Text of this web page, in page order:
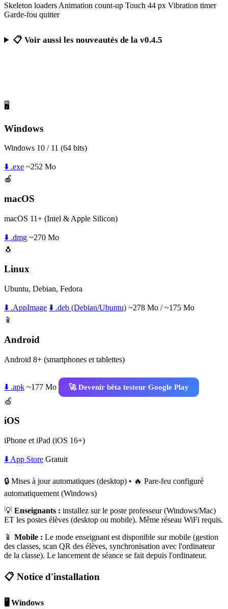
Skeleton loaders Animation count-up Touch 44 px Vibration timer
Garde-fou quitter
📋 Voir aussi les nouveautés de la v0.4.5
🖥️
Windows
Windows 10 / 11 (64 bits)
⬇️ .exe ~252 Mo
🍎
macOS
macOS 11+ (Intel & Apple Silicon)
⬇️ .dmg ~270 Mo
🐧
Linux
Ubuntu, Debian, Fedora
⬇️ .AppImage ⬇️ .deb (Debian/Ubuntu) ~278 Mo / ~175 Mo
📱
Android
Android 8+ (smartphones et tablettes)
⬇️ .apk ~177 Mo
🚀 Devenir bêta testeur Google Play
🍏
iOS
iPhone et iPad (iOS 16+)
⬇️ App Store Gratuit
🔒 Mises à jour automatiques (desktop) • 🔥 Pare-feu configuré
automatiquement (Windows)
💡 Enseignants : installez sur le poste professeur (Windows/Mac)
ET les postes élèves (desktop ou mobile). Même réseau WiFi requis.
📱 Mobile : Le mode enseignant est disponible sur mobile (gestion
des classes, scan QR des élèves, synchronisation avec l'ordinateur
de la classe). Le lancement de séance se fait depuis l'ordinateur.
📋 Notice d'installation
🖥️ Windows